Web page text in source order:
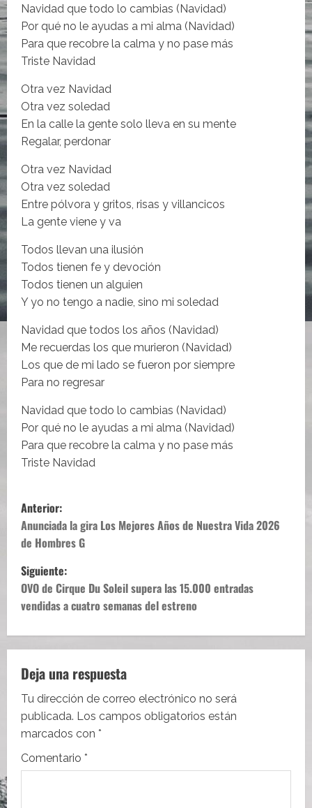
Navidad que todo lo cambias (Navidad)
Por qué no le ayudas a mi alma (Navidad)
Para que recobre la calma y no pase más
Triste Navidad
Otra vez Navidad
Otra vez soledad
En la calle la gente solo lleva en su mente
Regalar, perdonar
Otra vez Navidad
Otra vez soledad
Entre pólvora y gritos, risas y villancicos
La gente viene y va
Todos llevan una ilusión
Todos tienen fe y devoción
Todos tienen un alguien
Y yo no tengo a nadie, sino mi soledad
Navidad que todos los años (Navidad)
Me recuerdas los que murieron (Navidad)
Los que de mi lado se fueron por siempre
Para no regresar
Navidad que todo lo cambias (Navidad)
Por qué no le ayudas a mi alma (Navidad)
Para que recobre la calma y no pase más
Triste Navidad
N
a
v
e
g
a
c
i
ó
n
Anterior:
Anunciada la gira Los Mejores Años de Nuestra Vida 2026
de Hombres G
Siguiente:
OVO de Cirque Du Soleil supera las 15.000 entradas
vendidas a cuatro semanas del estreno
Deja una respuesta
Tu dirección de correo electrónico no será
publicada. Los campos obligatorios están
marcados con *
Comentario *